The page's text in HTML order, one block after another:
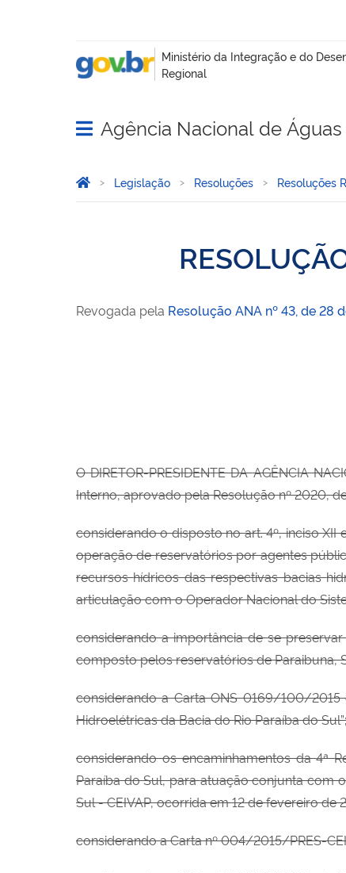
Abrir menu principal de navegação
Agência Nacional de
Você está aqui:
Página Inicial
Legislação Resoluções Resoluções
Revogada pela Resolução ANA nº 43, de 28
O DIRETOR-PRESIDENTE DAAGÊNCIA
Interno, aprovado pela Resolução nº 2020,
considerando o disposto no art.4º, inciso XII
operação dereservatórios por agentes
recursoshídricos das respectivas bacias
articulação com o Operador Nacional do
considerando a importância de se
composto pelos reservatórios de Paraibuna,
considerando a Carta ONS 0169/100/
Hidroelétricas da Bacia doRio Paraíba do Sul”;
considerando os encaminhamentos da4ª
Paraíba do Sul, paraatuação conjunta com
Sul - CEIVAP, ocorrida em 12 de fevereiro de
considerando a Carta nº 004/2015/PRES-